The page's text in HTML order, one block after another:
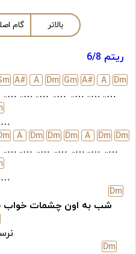
بالاتر گام
ریتم 6/8
Dm
…..
A
…..
A#
…..
Gm
…..
Dm
…..
A
…..
A#
…..
m
Dm
…..
Dm
…..
A
…..
Dm
…..
Dm
…..
Dm
…..
A
…..
m
Dm
شب به اون چشمات خواب
Dm